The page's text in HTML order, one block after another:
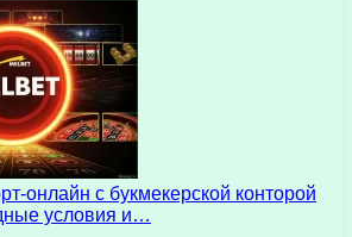
онлайн с букмекерской конторой
условия и…